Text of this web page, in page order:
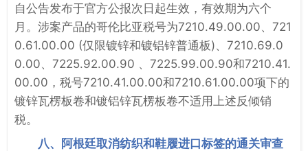
自公告发布于官方公报次日起生效，有效期为六个
月。涉案产品的哥伦比亚税号为7210.49.00.00、721
0.61.00.00 (仅限镀锌和镀铝锌普通板)、7210.69.0
0.00、7225.92.00.90 、7225.99.00.90和7210.41.
00.00，税号7210.41.00.00和7210.61.00.00项下的
镀锌瓦楞板卷和镀铝锌瓦楞板卷不适用上述反倾销
税。
八、阿根廷取消纺织和鞋履进口标签的通关审查